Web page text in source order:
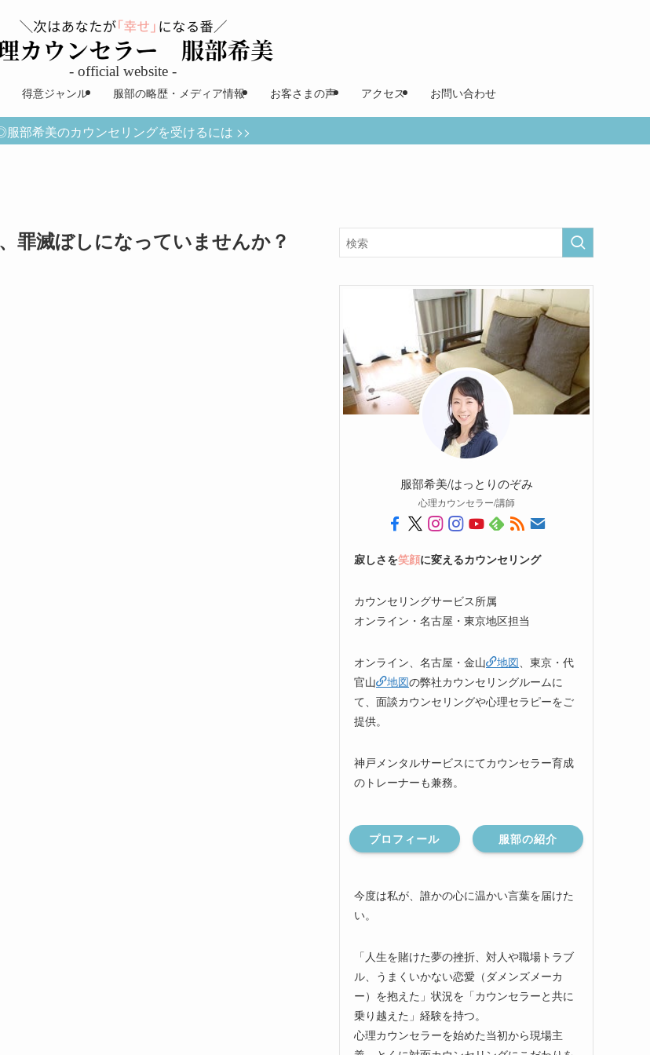
得意ジャンル 服部の略歴・メディア情報 お客さまの声 アクセス お問い合わせ
部希美のカウンセリングを受けるには >>
滅ぼしになっていませんか？
服部希美/はっとりのぞみ
心理カウンセラー/講師
寂しさを笑顔に変えるカウンセリング
カウンセリングサービス所属
オンライン・名古屋・東京地区担当
オンライン、名古屋・金山 地図、東京・代
官山
地図の弊社カウンセリングルームに
て、面談カウンセリングや心理セラピーをご
提供。
神戸メンタルサービスにてカウンセラー育成
のトレーナーも兼務。
プロフィール 服部の紹介
今度は私が、誰かの心に温かい言葉を届けた
い。
「人生を賭けた夢の挫折、対人や職場トラブ
ル、うまくいかない恋愛（ダメンズメーカ
ー）を抱えた」状況を「カウンセラーと共に
乗り越えた」経験を持つ。
心理カウンセラーを始めた当初から現場主